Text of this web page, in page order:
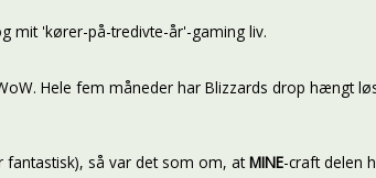
mit 'kører-på-tredivte-år'-gaming liv.
Hele fem måneder har Blizzards drop hængt
så var det som om, atMINE-craft delen